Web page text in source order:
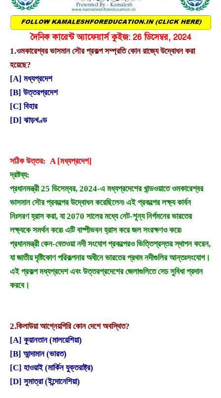
দৈনিক কারেন্ট অ্যাফেয়ার্স কুইজ: 26 ডিসেম্বর, 2024
1.ওমকারেশ্বর ভাসমান সৌর প্রকল্প সম্প্রতি কোন রাজ্যে উদ্বোধন করা
হয়েছে?
[A] মধ্যপ্রদেশ
[B] উত্তরপ্রদেশ
[C] বিহার
[D] ঝাড়খণ্ড
সঠিক উত্তর: A [মধ্যপ্রদেশ]
দ্রষ্টব্য:
প্রধানমন্ত্রী 25 ডিসেম্বর, 2024-এ মধ্যপ্রদেশের খান্ডওয়াতে ওমকারেশ্বর
ভাসমান সৌর প্রকল্পের উদ্বোধন করেছিলেন৷ এই প্রকল্পের লক্ষ্য কার্বন
নিঃসরণ হ্রাস করা, যা 2070 সালের মধ্যে নেট-শূন্য নির্গমনের ভারতের
লক্ষ্যকে সমর্থন করে৷ এটি বাষ্পীভবন হ্রাস করে জল সংরক্ষণও করে৷
প্রধানমন্ত্রী কেন-বেতওয়া নদী সংযোগ প্রকল্পেরও ভিত্তিপ্রস্তর স্থাপন করেন,
যা জাতীয় দৃষ্টিকোণ পরিকল্পনার অধীনে ভারতের প্রথম নদীগুলির আন্তঃসংযোগ।
এই প্রকল্প মধ্যপ্রদেশ এবং উত্তরপ্রদেশের জেলাগুলিতে সেচ সুবিধা প্রদান
করবে।
2.কিলাউয়া আগ্নেয়গিরি কোন দেশে অবস্থিত?
[A] কুয়ানতান (মালয়েশিয়া)
[B] আন্দামান (ভারত)
[C] হাওয়াই (মার্কিন যুক্তরাষ্ট্র)
[D] সুমাত্রা (ইন্দোনেশিয়া)